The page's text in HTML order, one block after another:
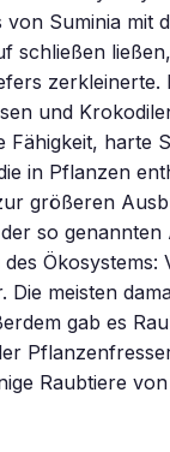
von Suminia mit
schließen
zerkleinerte.
und
Fähigkeit, harte
in Pflanzen
größeren
so
Ökosystems:
meisten
gab es
Raubtiere